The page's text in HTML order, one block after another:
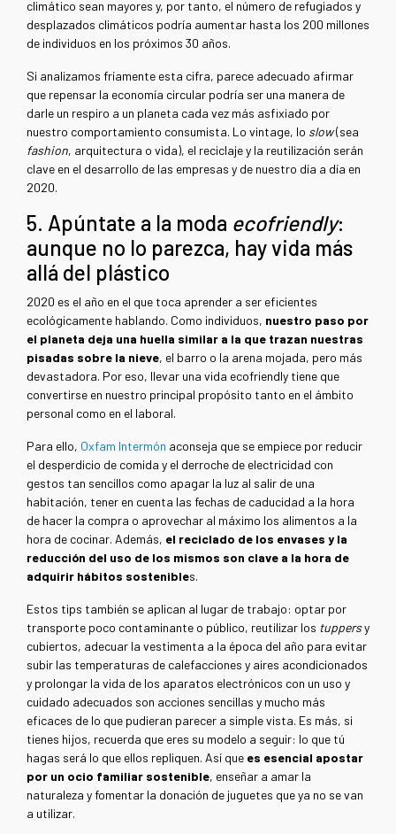
climático sean mayores y, por tanto, el número de refugiados y
desplazados climáticos podría aumentar hasta los 200 millones
de individuos en los próximos 30 años.
Si analizamos fríamente esta cifra, parece adecuado afirmar
que repensar la economía circular podría ser una manera de
darle un respiro a un planeta cada vez más asfixiado por
nuestro comportamiento consumista. Lo vintage, lo slow(sea
fashion, arquitectura o vida), el reciclaje y la reutilización serán
clave en el desarrollo de las empresas y de nuestro día a día en
2020.
5. Apúntate a la moda ecofriendly:
aunque no lo parezca, hay vida más
allá del plástico
2020 es el año en el que toca aprender a ser eficientes
ecológicamente hablando. Como individuos, nuestro paso por
el planeta deja una huella similar a la que trazan nuestras
pisadas sobre la nieve, el barro o la arena mojada, pero más
devastadora. Por eso, llevar una vida ecofriendly tiene que
convertirse en nuestro principal propósito tanto en el ámbito
personal como en el laboral.
Para ello, Oxfam Intermón aconseja que se empiece por reducir
el desperdicio de comida y el derroche de electricidad con
gestos tan sencillos como apagar la luz al salir de una
habitación, tener en cuenta las fechas de caducidad a la hora
de hacer la compra o aprovechar al máximo los alimentos a la
hora de cocinar. Además, el reciclado de los envases y la
reducción del uso de los mismos son clave a la hora de
adquirir hábitos sostenibles.
Estos tips también se aplican al lugar de trabajo: optar por
transporte poco contaminante o público, reutilizar los tuppersy
cubiertos, adecuar la vestimenta a la época del año para evitar
subir las temperaturas de calefacciones y aires acondicionados
y prolongar la vida de los aparatos electrónicos con un uso y
cuidado adecuados son acciones sencillas y mucho más
eficaces de lo que pudieran parecer a simple vista. Es más, si
tienes hijos, recuerda que eres su modelo a seguir: lo que tú
hagas será lo que ellos repliquen. Así que es esencial apostar
por un ocio familiar sostenible, enseñar a amar la
naturaleza y fomentar la donación de juguetes que ya no se van
a utilizar.